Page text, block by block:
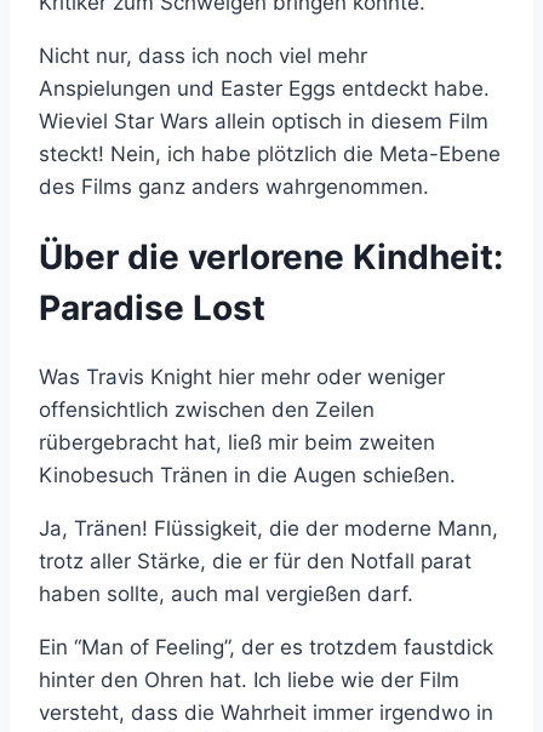
Nicht nur, dass ich noch viel mehr
Anspielungen und Easter Eggs entdeckt habe.
Wieviel Star Wars allein optisch in diesem Film
steckt! Nein, ich habe plötzlich die Meta-Ebene
des Films ganz anders wahrgenommen.
Über die verlorene Kindheit:
Paradise Lost
Was Travis Knight hier mehr oder weniger
offensichtlich zwischen den Zeilen
rübergebracht hat, ließ mir beim zweiten
Kinobesuch Tränen in die Augen schießen.
Ja, Tränen! Flüssigkeit, die der moderne Mann,
trotz aller Stärke, die er für den Notfall parat
haben sollte, auch mal vergießen darf.
Ein “Man of Feeling”, der es trotzdem faustdick
hinter den Ohren hat. Ich liebe wie der Film
versteht, dass die Wahrheit immer irgendwo in